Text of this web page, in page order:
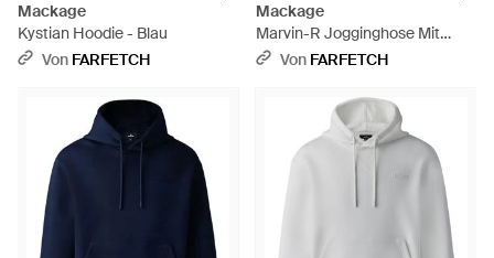
Mackage
Kystian Hoodie - Blau
Von FARFETCH
Mackage
Marvin-R Jogginghose Mit
Aufgesetzten Taschen - Blau
Von FARFETCH